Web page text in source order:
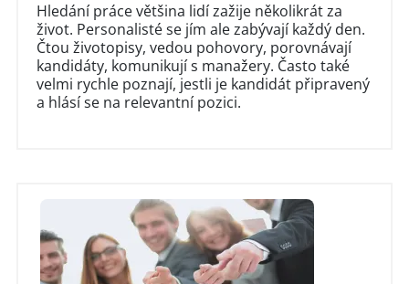
Hledání práce většina lidí zažije několikrát za
život. Personalisté se jím ale zabývají každý den.
Čtou životopisy, vedou pohovory, porovnávají
kandidáty, komunikují s manažery. Často také
velmi rychle poznají, jestli je kandidát připravený
a hlásí se na relevantní pozici.